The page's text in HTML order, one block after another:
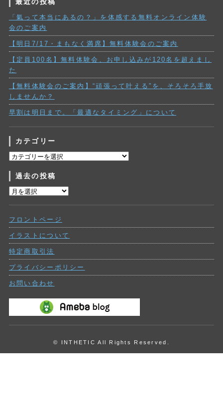
「氣って本当にあるの？」を体感する無料オンライン体験
会のご案内
【明日7/17・まもなく満席】無料体験会のご案内
【定員100名】無料体験会、お申し込みが120名を超えまし
た
【無料体験会のご案内】“頑張って叶える”を、そろそろ手放
しませんか？
早割は明日まで。「最適なタイミング」について
カテゴリー
カ
ゴ
リ
ー
過去の投稿
過
投
稿
フロントページ
イラストについて
特定商取引法
プライバシーポリシー
お問い合わせ
© INTHETIC All Rights Reserved.